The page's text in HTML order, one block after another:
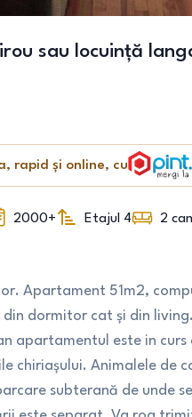
sau locuință
rapid și online, cu
2000+ Etajul 4 2
Apartament 51m2,
dormitor cat și din
apartamentul este in
chiriașului. Animalele de
subterană de unde